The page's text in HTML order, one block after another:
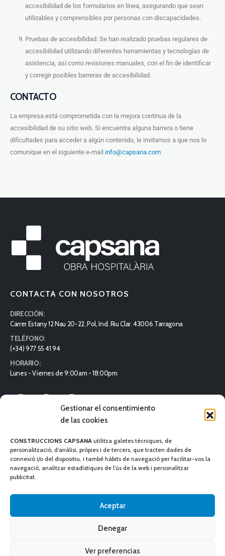
Gestionar el consentimiento
de las cookies
CONSTRUCCIONS CAPSANA utilitza galetes tècniques, de
personalització, d’anàlisi, pròpies i de tercers, que tracten dades de
connexió i/o del dispositiu, i també hàbits de navegació per facilitar-vos la
navegació, analitzar estadístiques de l’ús de la web i personalitzar
publicitat.
Aceptar
Denegar
Ver preferencias
accesibilidad de los formularios en línea, asegurando que sean
utilizables y comprensibles por personas con discapacidades.
Pruebas de accesibilidad: Se han realizado pruebas regulares de
accesibilidad utilizando diferentes herramientas y tecnologías de
asistencia, así como revisiones manuales, con el fin de identificar
y corregir posibles barreras de accesibilidad.
CONTACTO
La empresa está comprometida con la mejora continua de la
accesibilidad de su sitio web. Si encuentra alguna barrera o tiene
dificultades para acceder a algún contenido, le invitamos a que nos lo
comunique en el siguiente e-mail info@capsana.com
CONTACTA CON NOSOTROS
DIRECCIÓN:
Carrer Estany 12 Nau 20-22, Pol, Ind. Riu Clar. 43006 Tarragona
TELÉFONO:
(+34) 977 55 41 94
HORARIO:
Lunes - Viernes de 9:00am - 18:00pm
Aviso Legal
Política de calidad y medio ambiente
Política de Cookies